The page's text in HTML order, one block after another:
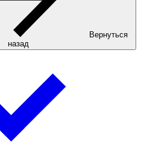
Вернуться
назад